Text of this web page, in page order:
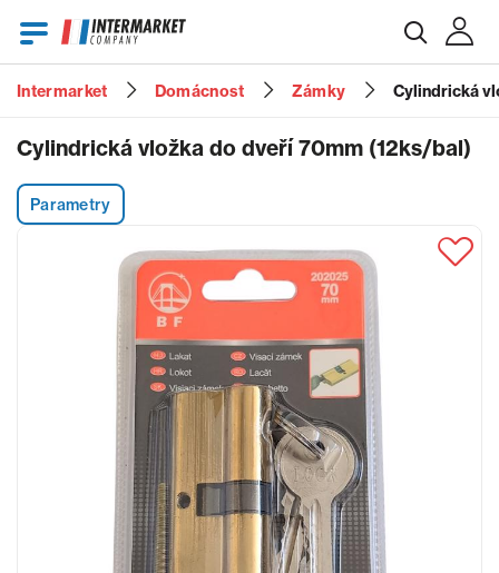
Heslo
Zapomenuté heslo?
Intermarket Domácnost Zámky Cylindrická
Cylindrická vložka do dveří 70mm (12ks/bal)
Parametry